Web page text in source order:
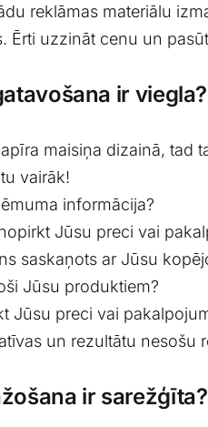
reklāmas materiālu
Ērti uzzināt cenu un
ir viegla?
maisiņa dizainā, tad
vairāk!
informācija?
Jūsu preci vai
saskaņots ar Jūsu
Jūsu produktiem?
Jūsu preci vai
un rezultātu nesošu
ir sarežģīta?